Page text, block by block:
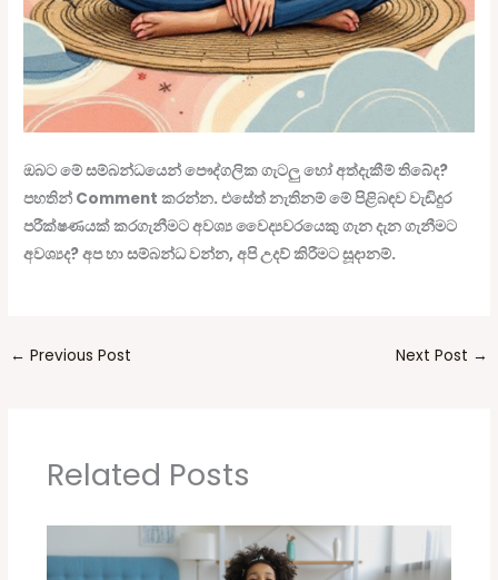
ඔබට මේ සම්බන්ධයෙන් පෞද්ගලික ගැටලු හෝ අත්දැකීම් තිබේද?
පහතින් Comment කරන්න. එසේත් නැතිනම් මේ පිළිබඳව වැඩිදුර
පරීක්ෂණයක් කරගැනීමට අවශ්‍ය වෛද්‍යවරයෙකු ගැන දැන ගැනීමට
අවශ්‍යද? අප හා සම්බන්ධ වන්න, අපි උදව් කිරීමට සූදානම්.
← Previous Post Next Post →
Related Posts